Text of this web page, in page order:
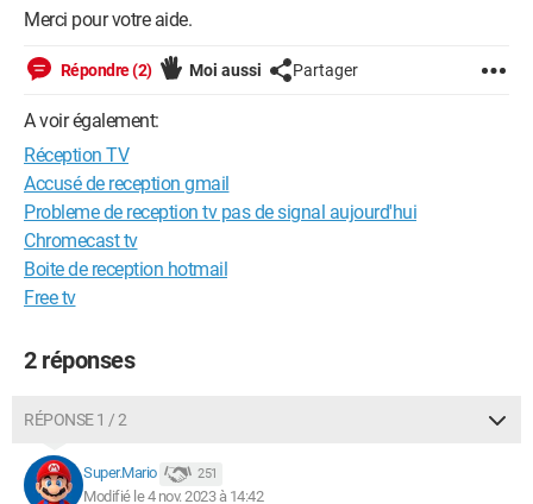
Merci pour votre aide.
Répondre (2) Moi aussi Partager
A voir également:
Réception TV
Accusé de reception gmail
Probleme de reception tv pas de signal aujourd'hui
Chromecast tv
Boite de reception hotmail
Free tv
2 réponses
RÉPONSE 1 / 2
Super.Mario 251
Modifié le 4 nov. 2023 à 14:42